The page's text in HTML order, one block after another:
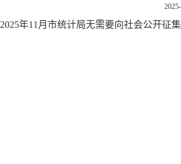
2025年11月市统计局无需要向社会公开征